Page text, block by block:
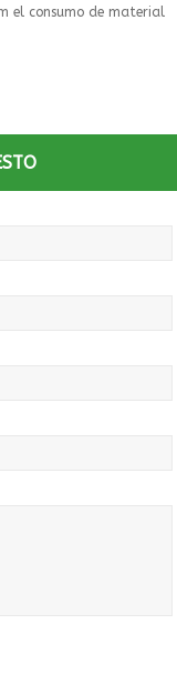
el consumo de material